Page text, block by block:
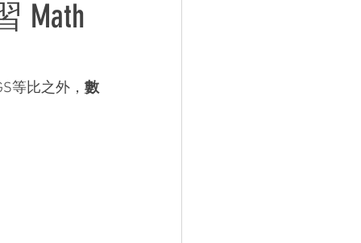
Math
等比之外， 數